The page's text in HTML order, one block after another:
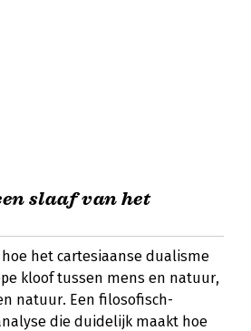
slaaf van het
het cartesiaanse dualisme
kloof tussen mens en natuur,
natuur. Een filosofisch-
die duidelijk maakt hoe